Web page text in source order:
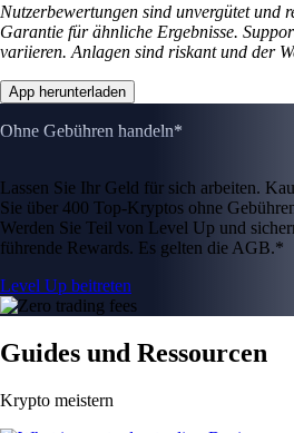
Nutzerbewertungen sind unvergütet und
Garantie für ähnliche Ergebnisse.
variieren. Anlagen sind riskant und der
App herunterladen
Ohne Gebühren handeln*
Lassen Sie Ihr Geld für sich arbeiten.
Sie über 400 Top-Kryptos ohne
Werden Sie Teil von Level Up und
führende Rewards. Es gelten die AGB.*
Level Up beitreten
Guides und Ressourcen
Krypto meistern